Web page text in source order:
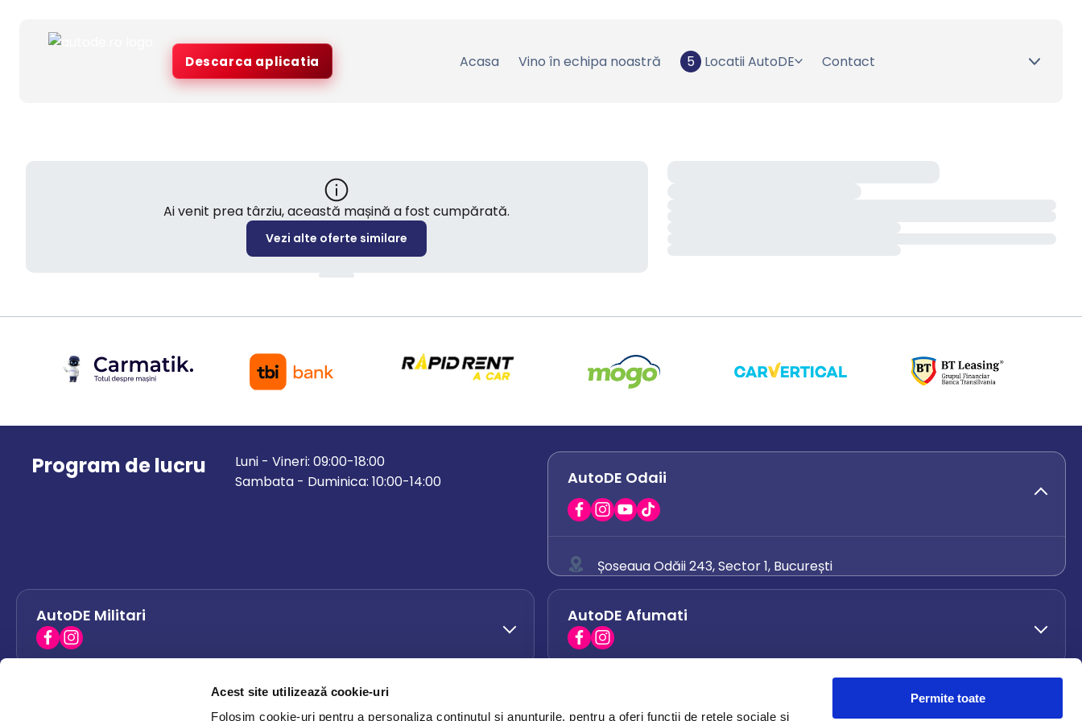
Acest site utilizează cookie-uri
Folosim cookie-uri pentru a personaliza conținutul și anunțurile, pentru a oferi funcții de rețele sociale și
Permite toate
Descarca aplicatia Acasa Vino în echipa noastră 5 Locatii AutoDE Contact
Ai venit prea târziu, această mașină a fost cumpărată.
Vezi alte oferte similare
Program de lucru
Luni - Vineri: 09:00-18:00
Sambata - Duminica: 10:00-14:00
AutoDE Odaii
Șoseaua Odăii 243, Sector 1, București
0742 444 194
office.odaii@autode.ro
AutoDE Militari AutoDE Afumati